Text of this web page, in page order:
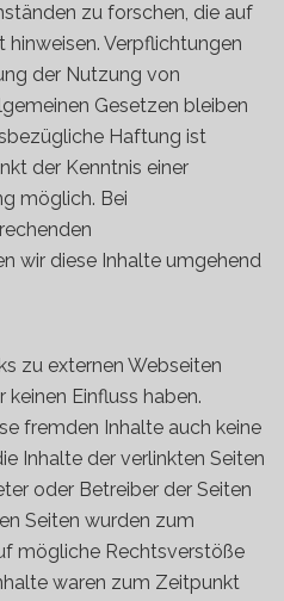
zu forschen, die auf
Verpflichtungen
der Nutzung von
Gesetzen bleiben
Haftung ist
der Kenntnis einer
möglich. Bei
wir diese Inhalte umgehend
zu externen Webseiten
keinen Einfluss haben.
fremden Inhalte auch keine
Inhalte der verlinkten Seiten
oder Betreiber der Seiten
Seiten wurden zum
mögliche Rechtsverstöße
waren zum Zeitpunkt